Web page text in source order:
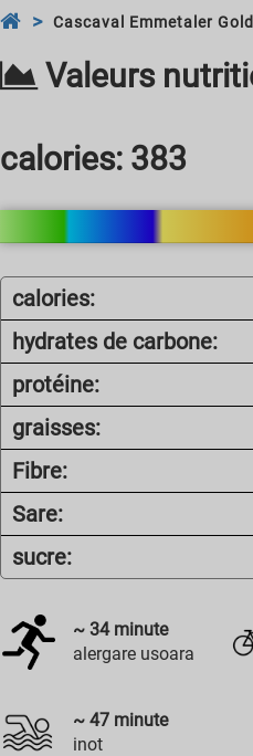
Cascaval Emmetaler
Valeurs
calories: 383
calories:
hydrates de carbone:
protéine:
graisses:
Fibre:
Sare:
sucre:
~34minute
alergare usoara
~47 minute
inot